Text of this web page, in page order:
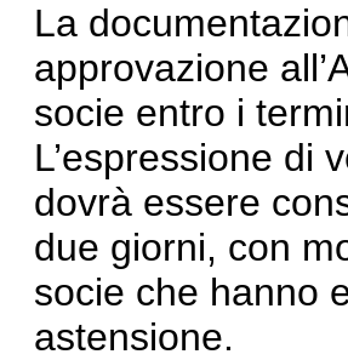
La
approvazione
socie entro i
L’espressione di
dovrà essere
due giorni, con
socie che hanno
astensione.